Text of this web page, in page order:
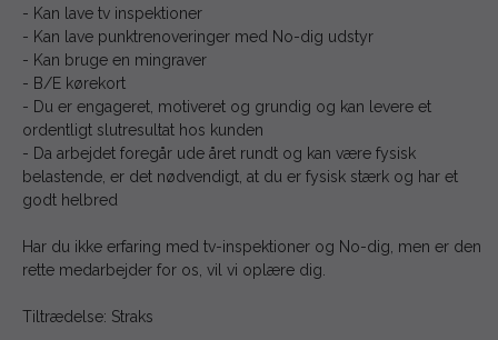
- Kan lave tv inspektioner
- Kan lave punktrenoveringer med No-dig udstyr
- Kan bruge en mingraver
- B/E kørekort
- Du er engageret, motiveret og grundig og kan levere et
ordentligt slutresultat hos kunden
- Da arbejdet foregår ude året rundt og kan være fysisk
belastende, er det nødvendigt, at du er fysisk stærk og har et
godt helbred
Har du ikke erfaring med tv-inspektioner og No-dig, men er den
rette medarbejder for os, vil vi oplære dig.
Tiltrædelse: Straks